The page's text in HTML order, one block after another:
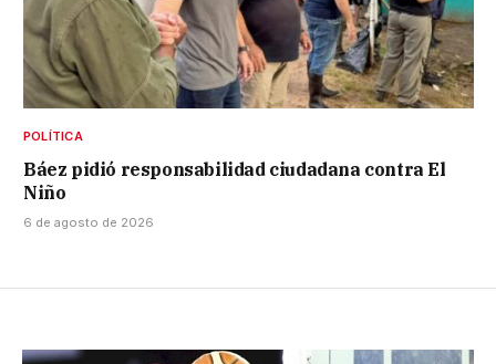
POLÍTICA
Báez pidió responsabilidad ciudadana contra El
Niño
6 de agosto de 2026